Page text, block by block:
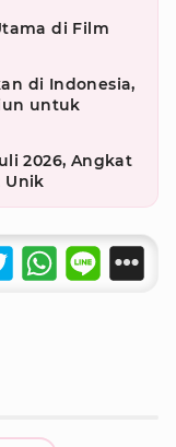
di Film
di Indonesia,
untuk
2026, Angkat
Unik